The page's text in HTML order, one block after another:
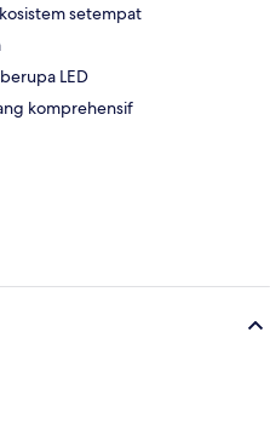
setempat
LED
komprehensif